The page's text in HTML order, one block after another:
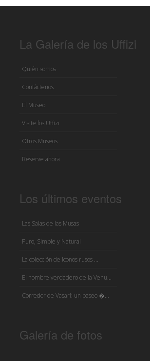
La Galería de los Uffizi
Quién somos
Contáctenos
El Museo
Visite los Uffizi
Otros Museos
Reserve ahora
Los últimos eventos
Las Salas de las Musas
Puro, Simple y Natural
La colección de iconos rusos ...
El nombre verdadero de la Venu...
Corredor de Vasari: un paseo �...
Galería de fotos